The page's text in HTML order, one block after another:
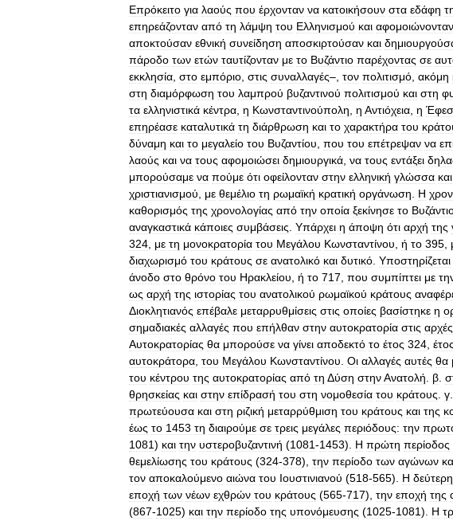
Επρόκειτο για λαούς που έρχονταν να κατοικήσουν στα εδάφη
επηρεάζονταν από τη λάμψη του Ελληνισμού και αφομοιώνονταν
αποκτούσαν εθνική συνείδηση αποσκιρτούσαν και
πάροδο των ετών ταυτίζονταν με το Βυζάντιο παρέχοντας σε
εκκλησία στο εμπόριο στις συναλλαγές–, τον πολιτισμό ακόμη
στη διαμόρφωση του λαμπρού βυζαντινού πολιτισμού και στη
τα ελληνιστικά κέντρα η Κωνσταντινούπολη η Αντιόχεια η
επηρέασε καταλυτικά τη διάρθρωση και το χαρακτήρα του
δύναμη και το μεγαλείο του Βυζαντίου που του επέτρεψαν να
λαούς και να τους αφομοιώσει δημιουργικά να τους εντάξει
μπορούσαμε να πούμε ότι οφείλονταν στην ελληνική γλώσσα και
χριστιανισμού
με θεμέλιο τη ρωμαϊκή κρατική οργάνωση Η
καθορισμός της χρονολογίας από την οποία ξεκίνησε το
αναγκαστικά κάποιες συμβάσεις Υπάρχει η άποψη ότι αρχή της
324 με τη μονοκρατορία του Μεγάλου Κωνσταντίνου ή το 395
διαχωρισμό του κράτους σε ανατολικό και δυτικό Υποστηρίζεται
άνοδο στο θρόνο του Ηρακλείου ή το 717 που συμπίπτει με
ως αρχή της ιστορίας του ανατολικού ρωμαϊκού κράτους
Διοκλητιανός επέβαλε μεταρρυθμίσεις στις οποίες βασίστηκε η
σημαδιακές αλλαγές που επήλθαν στην αυτοκρατορία στις αρχές
Αυτοκρατορίας θα μπορούσε να γίνει αποδεκτό το έτος 324 έτος
αυτοκράτορα του Μεγάλου Κωνσταντίνου Οι αλλαγές αυτές θα
του κέντρου της αυτοκρατορίας από τη Δύση στηνΑνατολή β
θρησκείας και στην επίδρασή του στη νομοθεσία του κράτους γ
πρωτεύουσα και στη ριζική μεταρρύθμιση του κράτους και της
έως το 1453 τη διαιρούμε σε τρεις μεγάλες περιόδους: την
1081) και την υστεροβυζαντινή (1081-1453). Η πρώτη περίοδος
θεμελίωσης του κράτους (324-378), την περίοδο των αγώνων
τον αποκαλούμενο αιώνα του Ιουστινιανού (518-565). Η δεύτερη
εποχή των νέων εχθρών του κράτους (565-717), την εποχή της
(867-1025) και την περίοδο της υπονόμευσης (1025-1081). Η